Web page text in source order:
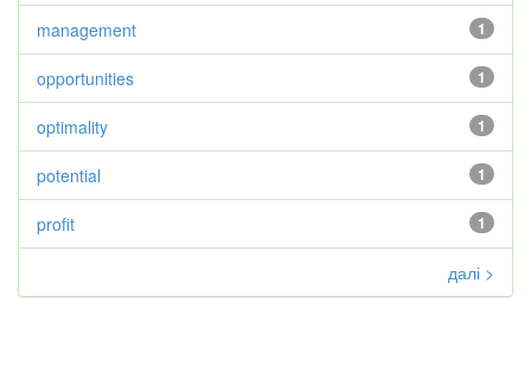
1
management
1
opportunities
1
optimality
1
potential
1
profit
далі >